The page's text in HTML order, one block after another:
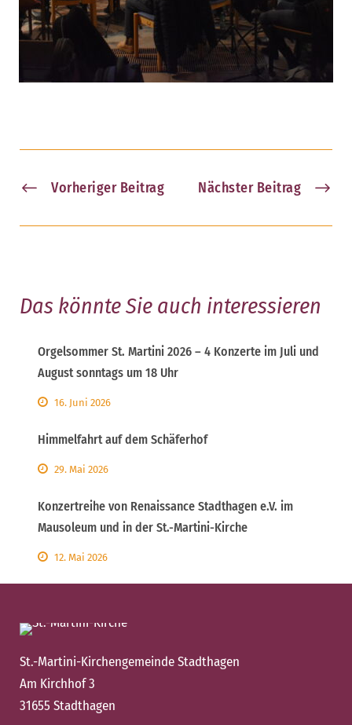
Vorheriger Beitrag Nächster Beitrag
Das könnte Sie auch interessieren
Orgelsommer St. Martini 2026 – 4 Konzerte im Juli und
August sonntags um 18 Uhr
16. Juni 2026
Himmelfahrt auf dem Schäferhof
29. Mai 2026
Konzertreihe von Renaissance Stadthagen e.V. im
Mausoleum und in der St.-Martini-Kirche
12. Mai 2026
St.-Martini-Kirchengemeinde Stadthagen
Am Kirchhof 3
31655 Stadthagen